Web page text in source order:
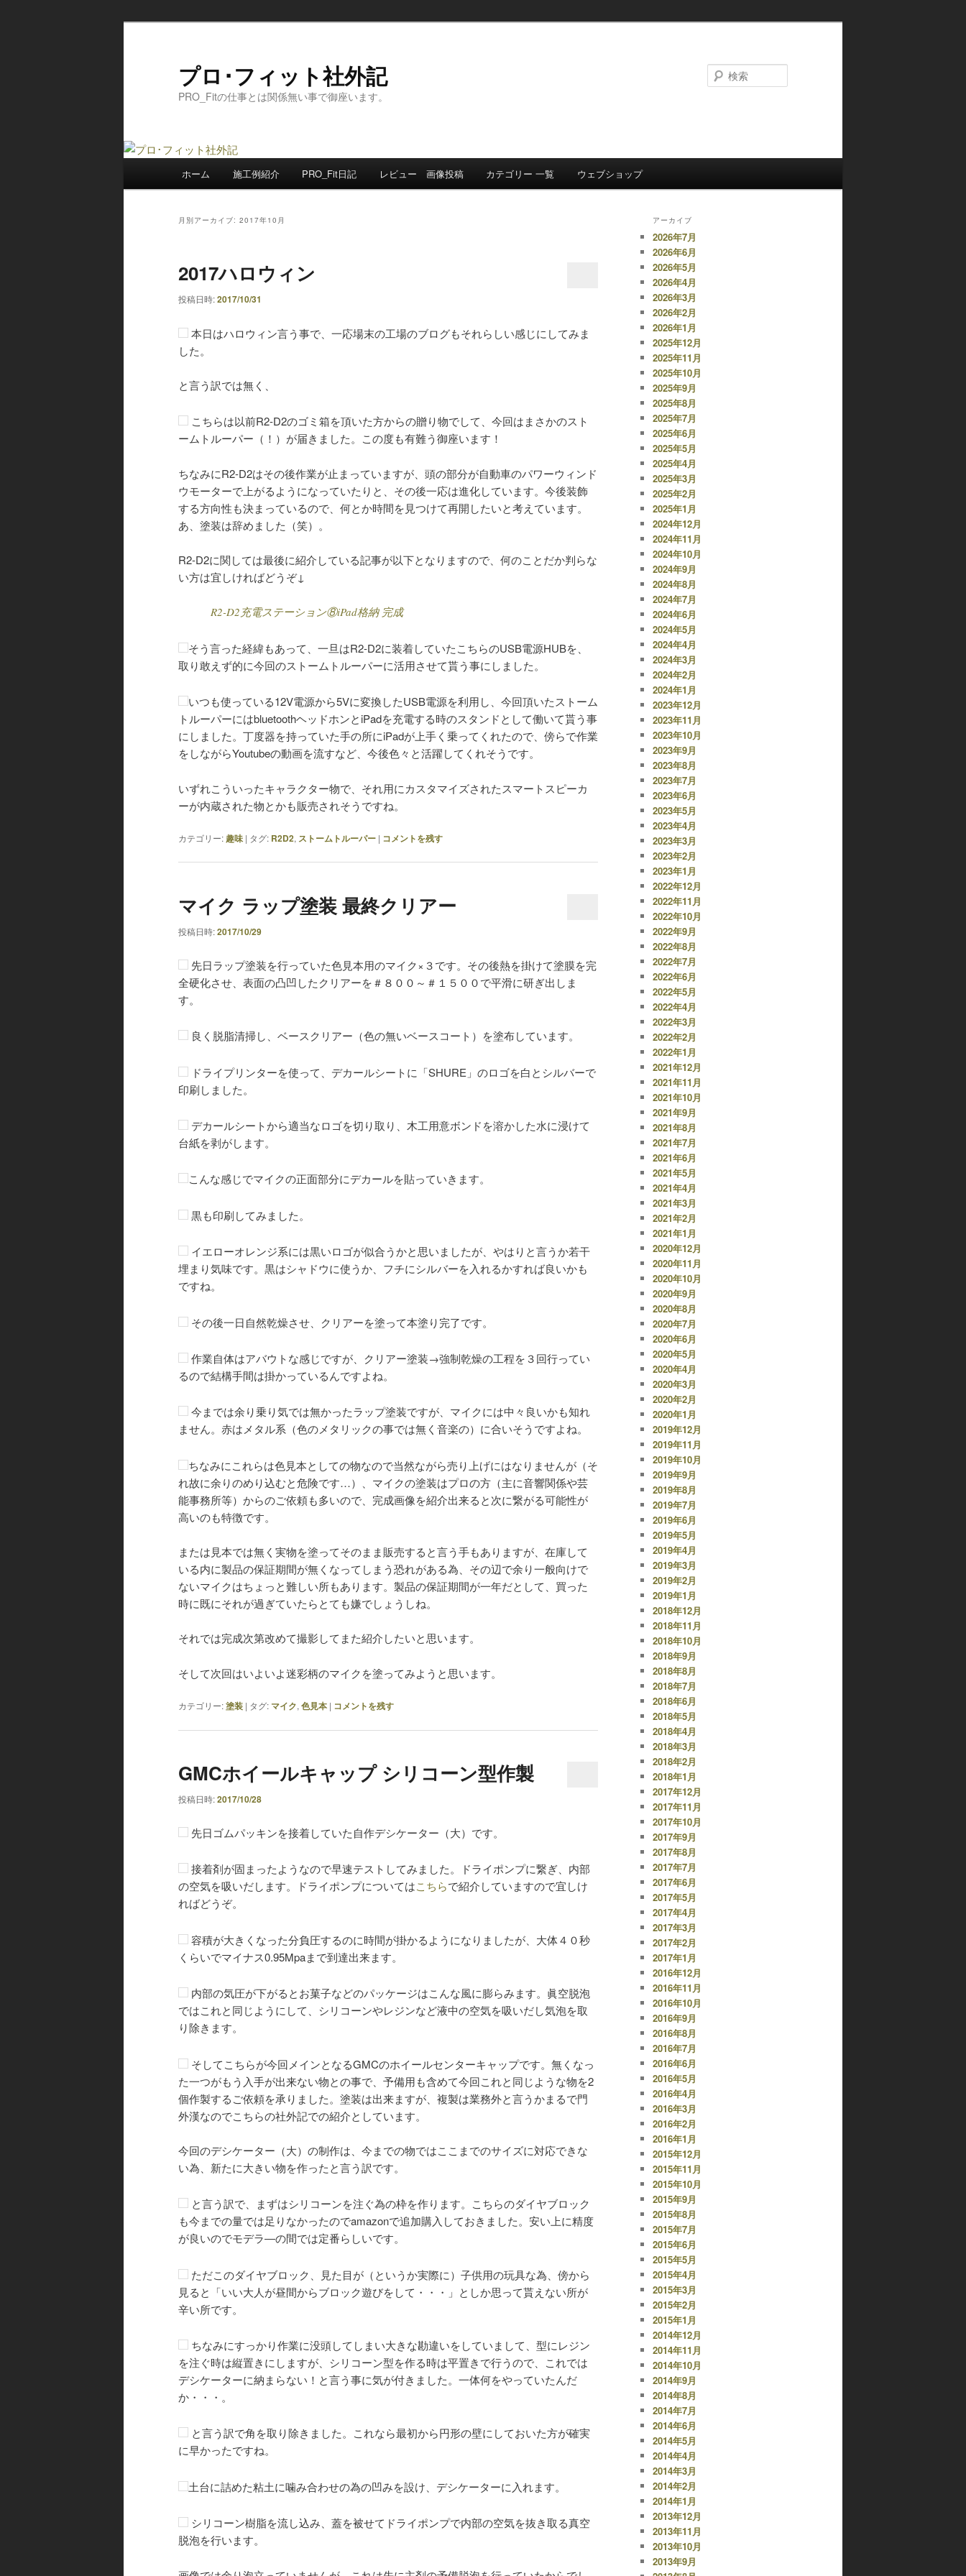
プロ･フィット社外記
PRO_Fitの仕事とは関係無い事で御座います。
ホーム 施工例紹介 PRO_Fit日記 レビュー 画像投稿 カテゴリー 一覧 ウェブショップ
月別アーカイブ: 2017年10月
2017ハロウィン
投稿日時:2017/10/31
本日はハロウィン言う事で、一応場末の工場のブログもそれらしい感じにしてみま
した。
と言う訳では無く、
こちらは以前R2-D2のゴミ箱を頂いた方からの贈り物でして、今回はまさかのスト
ームトルーパー（！）が届きました。この度も有難う御座います！
ちなみにR2-D2はその後作業が止まっていますが、頭の部分が自動車のパワーウィンド
ウモーターで上がるようになっていたりと、その後一応は進化しています。今後装飾
する方向性も決まっているので、何とか時間を見つけて再開したいと考えています。
あ、塗装は辞めました（笑）。
R2-D2に関しては最後に紹介している記事が以下となりますので、何のことだか判らな
い方は宜しければどうぞ↓
R2-D2充電ステーション⑧iPad格納 完成
そう言った経緯もあって、一旦はR2-D2に装着していたこちらのUSB電源HUBを、
取り敢えず的に今回のストームトルーパーに活用させて貰う事にしました。
いつも使っている12V電源から5Vに変換したUSB電源を利用し、今回頂いたストーム
トルーパーにはbluetoothヘッドホンとiPadを充電する時のスタンドとして働いて貰う事
にしました。丁度器を持っていた手の所にiPadが上手く乗ってくれたので、傍らで作業
をしながらYoutubeの動画を流すなど、今後色々と活躍してくれそうです。
いずれこういったキャラクター物で、それ用にカスタマイズされたスマートスピーカ
ーが内蔵された物とかも販売されそうですね。
カテゴリー:趣味 | タグ: R2D2, ストームトルーパー | コメントを残す
マイク ラップ塗装 最終クリアー
投稿日時:2017/10/29
先日ラップ塗装を行っていた色見本用のマイク×３です。その後熱を掛けて塗膜を完
全硬化させ、表面の凸凹したクリアーを＃８００～＃１５００で平滑に研ぎ出しま
す。
良く脱脂清掃し、ベースクリアー（色の無いベースコート）を塗布しています。
ドライプリンターを使って、デカールシートに「SHURE」のロゴを白とシルバーで
印刷しました。
デカールシートから適当なロゴを切り取り、木工用意ボンドを溶かした水に浸けて
台紙を剥がします。
こんな感じでマイクの正面部分にデカールを貼っていきます。
黒も印刷してみました。
イエローオレンジ系には黒いロゴが似合うかと思いましたが、やはりと言うか若干
埋まり気味です。黒はシャドウに使うか、フチにシルバーを入れるかすれば良いかも
ですね。
その後一日自然乾燥させ、クリアーを塗って本塗り完了です。
作業自体はアバウトな感じですが、クリアー塗装→強制乾燥の工程を３回行ってい
るので結構手間は掛かっているんですよね。
今までは余り乗り気では無かったラップ塗装ですが、マイクには中々良いかも知れ
ません。赤はメタル系（色のメタリックの事では無く音楽の）に合いそうですよね。
ちなみにこれらは色見本としての物なので当然ながら売り上げにはなりませんが（そ
れ故に余りのめり込むと危険です…）、マイクの塗装はプロの方（主に音響関係や芸
能事務所等）からのご依頼も多いので、完成画像を紹介出来ると次に繋がる可能性が
高いのも特徴です。
または見本では無く実物を塗ってそのまま販売すると言う手もありますが、在庫して
いる内に製品の保証期間が無くなってしまう恐れがある為、その辺で余り一般向けで
ないマイクはちょっと難しい所もあります。製品の保証期間が一年だとして、買った
時に既にそれが過ぎていたらとても嫌でしょうしね。
それでは完成次第改めて撮影してまた紹介したいと思います。
そして次回はいよいよ迷彩柄のマイクを塗ってみようと思います。
カテゴリー:塗装 | タグ: マイク, 色見本 | コメントを残す
GMCホイールキャップ シリコーン型作製
投稿日時:2017/10/28
先日ゴムパッキンを接着していた自作デシケーター（大）です。
接着剤が固まったようなので早速テストしてみました。ドライポンプに繋ぎ、内部
の空気を吸いだします。ドライポンプについてはこちらで紹介していますので宜しけ
ればどうぞ。
容積が大きくなった分負圧するのに時間が掛かるようになりましたが、大体４０秒
くらいでマイナス0.95Mpaまで到達出来ます。
内部の気圧が下がるとお菓子などのパッケージはこんな風に膨らみます。眞空脱泡
ではこれと同じようにして、シリコーンやレジンなど液中の空気を吸いだし気泡を取
り除きます。
そしてこちらが今回メインとなるGMCのホイールセンターキャップです。無くなっ
た一つがもう入手が出来ない物との事で、予備用も含めて今回これと同じような物を2
個作製するご依頼を承りました。塗装は出来ますが、複製は業務外と言うかまるで門
外漢なのでこちらの社外記での紹介としています。
今回のデシケーター（大）の制作は、今までの物ではここまでのサイズに対応できな
い為、新たに大きい物を作ったと言う訳です。
と言う訳で、まずはシリコーンを注ぐ為の枠を作ります。こちらのダイヤブロック
も今までの量では足りなかったのでamazonで追加購入しておきました。安い上に精度
が良いのでモデラ―の間では定番らしいです。
ただこのダイヤブロック、見た目が（というか実際に）子供用の玩具な為、傍から
見ると「いい大人が昼間からブロック遊びをして・・・」としか思って貰えない所が
辛い所です。
ちなみにすっかり作業に没頭してしまい大きな勘違いをしていまして、型にレジン
を注ぐ時は縦置きにしますが、シリコーン型を作る時は平置きで行うので、これでは
デシケーターに納まらない！と言う事に気が付きました。一体何をやっていたんだ
か・・・。
と言う訳で角を取り除きました。これなら最初から円形の壁にしておいた方が確実
に早かったですね。
土台に詰めた粘土に噛み合わせの為の凹みを設け、デシケーターに入れます。
シリコーン樹脂を流し込み、蓋を被せてドライポンプで内部の空気を抜き取る真空
脱泡を行います。
アーカイブ
2026年7月
2026年6月
2026年5月
2026年4月
2026年3月
2026年2月
2026年1月
2025年12月
2025年11月
2025年10月
2025年9月
2025年8月
2025年7月
2025年6月
2025年5月
2025年4月
2025年3月
2025年2月
2025年1月
2024年12月
2024年11月
2024年10月
2024年9月
2024年8月
2024年7月
2024年6月
2024年5月
2024年4月
2024年3月
2024年2月
2024年1月
2023年12月
2023年11月
2023年10月
2023年9月
2023年8月
2023年7月
2023年6月
2023年5月
2023年4月
2023年3月
2023年2月
2023年1月
2022年12月
2022年11月
2022年10月
2022年9月
2022年8月
2022年7月
2022年6月
2022年5月
2022年4月
2022年3月
2022年2月
2022年1月
2021年12月
2021年11月
2021年10月
2021年9月
2021年8月
2021年7月
2021年6月
2021年5月
2021年4月
2021年3月
2021年2月
2021年1月
2020年12月
2020年11月
2020年10月
2020年9月
2020年8月
2020年7月
2020年6月
2020年5月
2020年4月
2020年3月
2020年2月
2020年1月
2019年12月
2019年11月
2019年10月
2019年9月
2019年8月
2019年7月
2019年6月
2019年5月
2019年4月
2019年3月
2019年2月
2019年1月
2018年12月
2018年11月
2018年10月
2018年9月
2018年8月
2018年7月
2018年6月
2018年5月
2018年4月
2018年3月
2018年2月
2018年1月
2017年12月
2017年11月
2017年10月
2017年9月
2017年8月
2017年7月
2017年6月
2017年5月
2017年4月
2017年3月
2017年2月
2017年1月
2016年12月
2016年11月
2016年10月
2016年9月
2016年8月
2016年7月
2016年6月
2016年5月
2016年4月
2016年3月
2016年2月
2016年1月
2015年12月
2015年11月
2015年10月
2015年9月
2015年8月
2015年7月
2015年6月
2015年5月
2015年4月
2015年3月
2015年2月
2015年1月
2014年12月
2014年11月
2014年10月
2014年9月
2014年8月
2014年7月
2014年6月
2014年5月
2014年4月
2014年3月
2014年2月
2014年1月
2013年12月
2013年11月
2013年10月
2013年9月